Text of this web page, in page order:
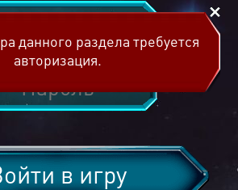
в игру
данного раздела требуется
авторизация.